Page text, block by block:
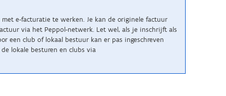
e-facturatie te werken. Je kan de originele factuur
via het Peppol-netwerk. Let wel, als je inschrijft als
een club of lokaal bestuur kan er pas ingeschreven
lokale besturen en clubs via